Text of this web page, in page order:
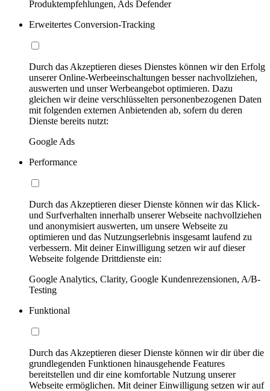
Produktempfehlungen, Ads Defender
Erweitertes Conversion-Tracking
Durch das Akzeptieren dieses Dienstes können wir den Erfolg
unserer Online-Werbeeinschaltungen besser nachvollziehen,
auswerten und unser Werbeangebot optimieren. Dazu
gleichen wir deine verschlüsselten personenbezogenen Daten
mit folgenden externen Anbietenden ab, sofern du deren
Dienste bereits nutzt:
Google Ads
Performance
Durch das Akzeptieren dieser Dienste können wir das Klick-
und Surfverhalten innerhalb unserer Webseite nachvollziehen
und anonymisiert auswerten, um unsere Webseite zu
optimieren und das Nutzungserlebnis insgesamt laufend zu
verbessern. Mit deiner Einwilligung setzen wir auf dieser
Webseite folgende Drittdienste ein:
Google Analytics, Clarity, Google Kundenrezensionen, A/B-
Testing
Funktional
Durch das Akzeptieren dieser Dienste können wir dir über die
grundlegenden Funktionen hinausgehende Features
bereitstellen und dir eine komfortable Nutzung unserer
Webseite ermöglichen. Mit deiner Einwilligung setzen wir auf